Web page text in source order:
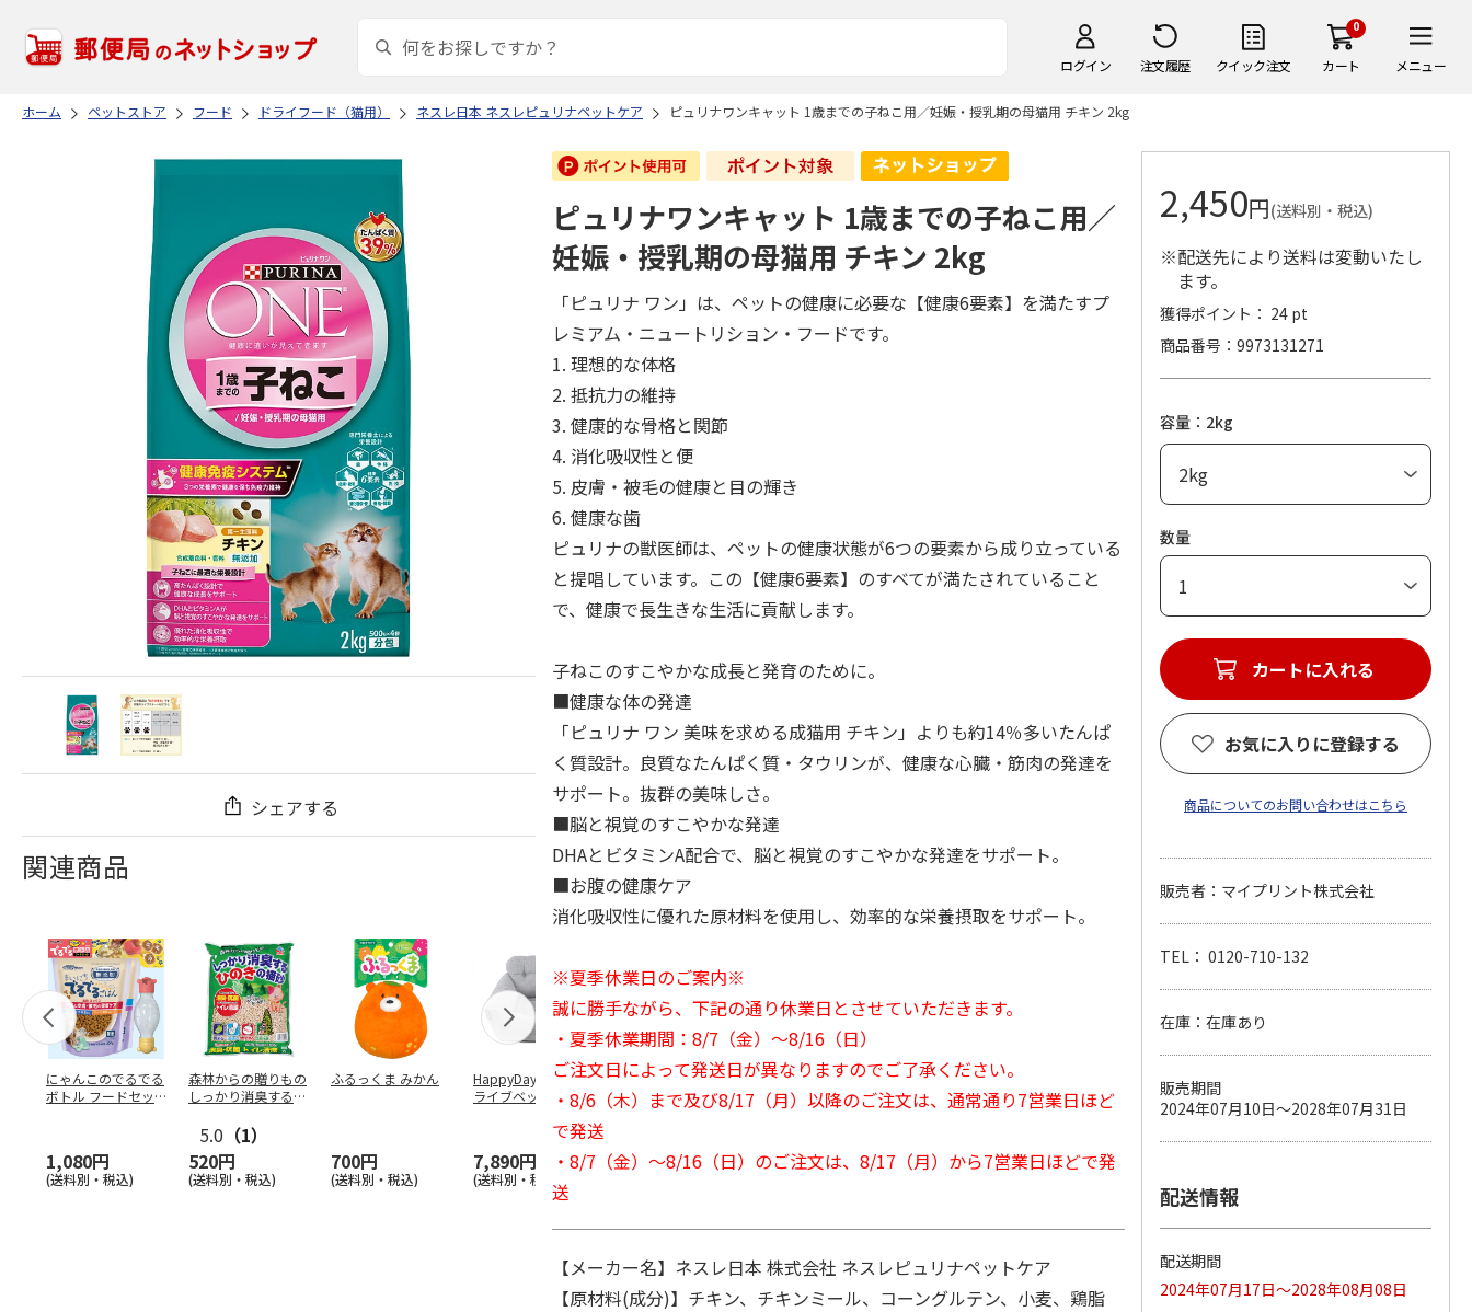
ログイン 注文履歴 クイック注文
0
カート メニュー
ホーム ペットストア フード ドライフード（猫用） ネスレ日本 ネスレピュリナペットケア ピュリナワンキャット 1歳までの子ねこ用／妊娠・授乳期の母猫用 チキン 2kg
シェアする
関連商品
にゃんこのでるでる
ボトル フードセッ
1,080円
(送料別・税込)
森林からの贈りもの
しっかり消臭するひ
5.0 （1）
520円
(送料別・税込)
ふるっくま みかん
700円
(送料別・税込)
HappyDays 2wayド
ライブベッド グレ
7,890円
(送料別・税込)
獣医師開発 ニオイ
をとる砂専用 猫ト
イレ ナチュラルグ
1,550円
デオトイレ 飛び散
らない消臭・抗菌サ
ンド 4L
1,320円
無添加良品 カムカ
ムデンタルコーン
ぐるぐるボーン型 S
470円
チ 健康に育つ子ね
こ用 まぐろ・かつ
120円
ペット線香 虹のか
なた フルーティフ
ローラルの香り
ピュリナワンキャット 1歳までの子ねこ用／
妊娠・授乳期の母猫用 チキン 2kg
「ピュリナ ワン」は、ペットの健康に必要な【健康6要素】を満たすプ
レミアム・ニュートリション・フードです。
1. 理想的な体格
2. 抵抗力の維持
3. 健康的な骨格と関節
4. 消化吸収性と便
5. 皮膚・被毛の健康と目の輝き
6. 健康な歯
ピュリナの獣医師は、ペットの健康状態が6つの要素から成り立っている
と提唱しています。この【健康6要素】のすべてが満たされていること
で、健康で長生きな生活に貢献します。
子ねこのすこやかな成長と発育のために。
■健康な体の発達
「ピュリナ ワン 美味を求める成猫用 チキン」よりも約14％多いたんぱ
く質設計。良質なたんぱく質・タウリンが、健康な心臓・筋肉の発達を
サポート。抜群の美味しさ。
■脳と視覚のすこやかな発達
DHAとビタミンA配合で、脳と視覚のすこやかな発達をサポート。
■お腹の健康ケア
消化吸収性に優れた原材料を使用し、効率的な栄養摂取をサポート。
※夏季休業日のご案内※
誠に勝手ながら、下記の通り休業日とさせていただきます。
・夏季休業期間：8/7（金）～8/16（日）
ご注文日によって発送日が異なりますのでご了承ください。
・8/6（木）まで及び8/17（月）以降のご注文は、通常通り7営業日ほど
で発送
・8/7（金）～8/16（日）のご注文は、8/17（月）から7営業日ほどで発
送
【メーカー名】ネスレ日本 株式会社 ネスレピュリナペットケア
【原材料(成分)】チキン、チキンミール、コーングルテン、小麦、鶏脂
2,450円(送料別・税込)
※配送先により送料は変動いたし
ます。
獲得ポイント： 24 pt
商品番号
9973131271
容量：2kg
数量
カートに入れる
お気に入りに登録する
商品についてのお問い合わせはこちら
販売者：マイプリント株式会社
TEL： 0120-710-132
在庫：在庫あり
販売期間
2024年07月10日～2028年07月31日
配送情報
配送期間
2024年07月17日～2028年08月08日